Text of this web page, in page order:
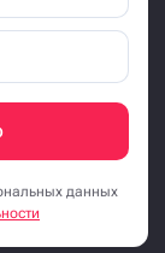
данных